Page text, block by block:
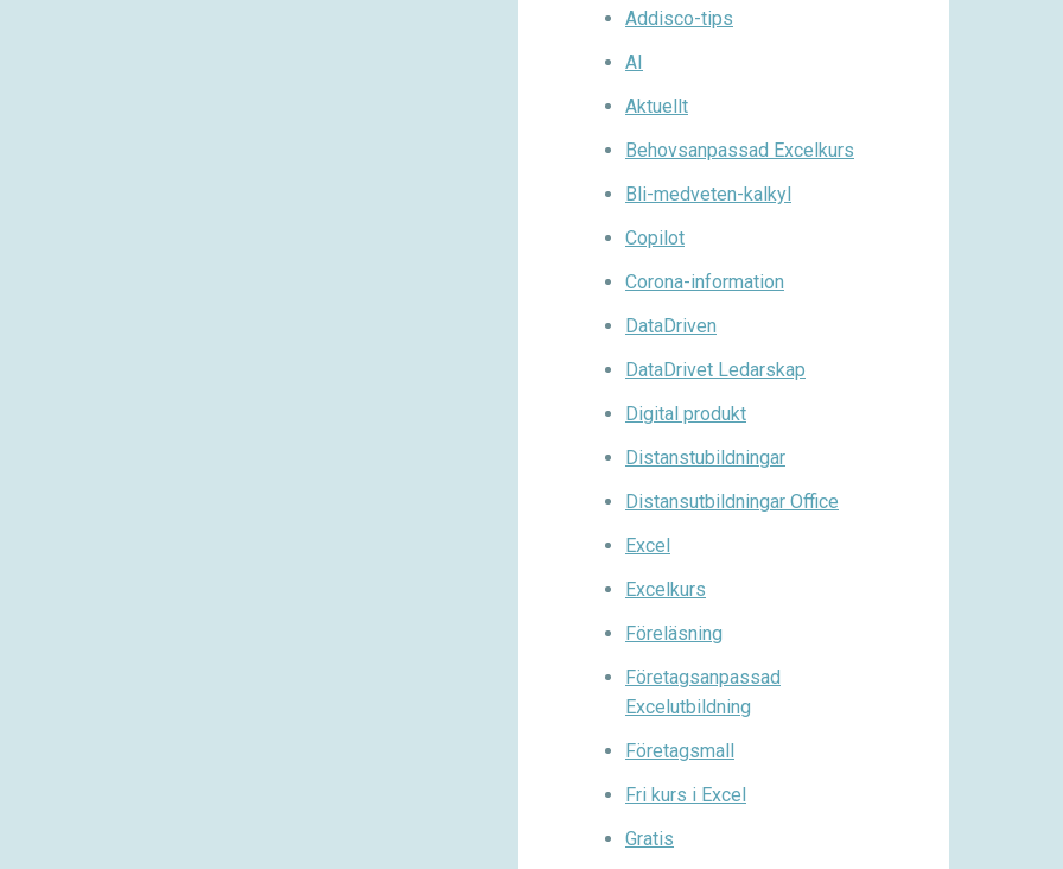
Addisco-tips
AI
Aktuellt
Behovsanpassad Excelkurs
Bli-medveten-kalkyl
Copilot
Corona-information
DataDriven
DataDrivet Ledarskap
Digital produkt
Distanstubildningar
Distansutbildningar Office
Excel
Excelkurs
Föreläsning
Företagsanpassad
Excelutbildning
Företagsmall
Fri kurs i Excel
Gratis